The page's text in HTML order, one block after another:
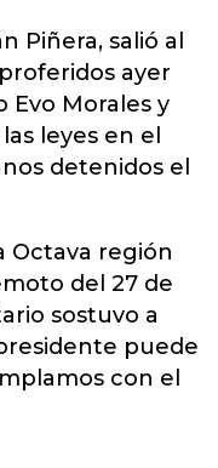
Piñera, salió al
ayer
Evo Morales y
leyes en el
detenidos el
Octava región
del 27 de
sostuvo a
puede
con el